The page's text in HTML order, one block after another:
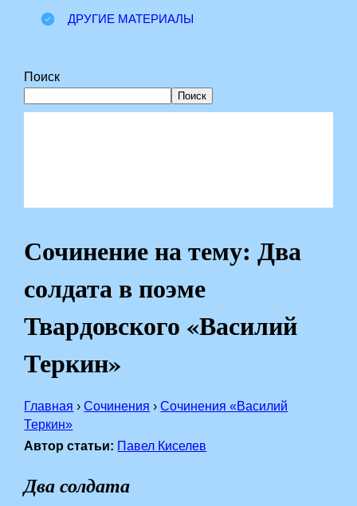
ДРУГИЕ МАТЕРИАЛЫ
Поиск
Поиск
Сочинение на тему: Два
солдата в поэме
Твардовского «Василий
Теркин»
Главная › Сочинения › Сочинения «Василий
Теркин»
Автор статьи: Павел Киселев
Два солдата